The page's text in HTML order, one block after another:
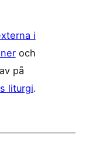
i
och
på
liturgi.